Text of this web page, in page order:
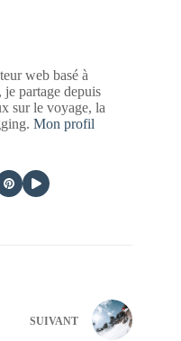
web basé à
partage depuis
sur le voyage, la
Mon profil
SUIVANT